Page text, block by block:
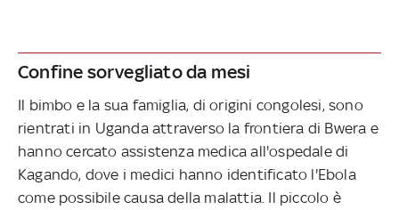
Confine sorvegliato da mesi
Il bimbo e la sua famiglia, di origini congolesi, sono
rientrati in Uganda attraverso la frontiera di Bwera e
hanno cercato assistenza medica all'ospedale di
Kagando, dove i medici hanno identificato l'Ebola
come possibile causa della malattia. Il piccolo è